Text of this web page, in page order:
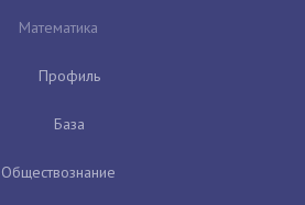
Математика
Профиль
База
Обществознание